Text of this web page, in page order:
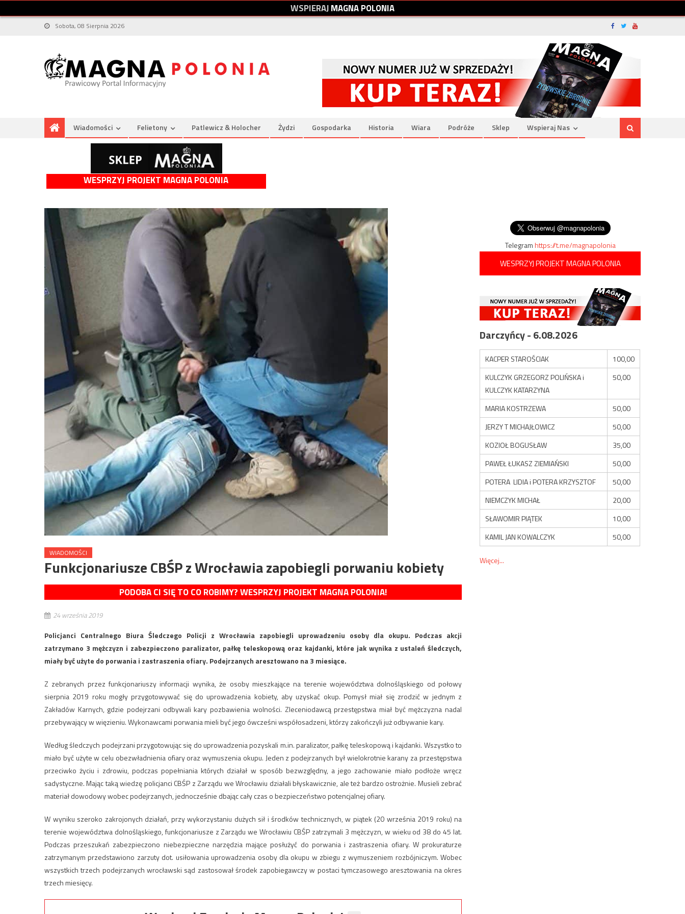
WSPIERAJMAGNAPOLONIA
Sobota, 08 Sierpnia 2026
Wiadomości Felietony Patlewicz & Holocher Żydzi Gospodarka Historia Wiara Podróże Sklep Wspieraj Nas
WESPRZYJ PROJEKT MAGNA POLONIA
WIADOMOŚCI
Funkcjonariusze CBŚP z Wrocławia zapobiegli porwaniu kobiety
PODOBA CI SIĘ TO CO ROBIMY? WESPRZYJ PROJEKT MAGNA POLONIA!
24 września 2019
Policjanci Centralnego Biura Śledczego Policji z Wrocławia zapobiegli uprowadzeniu osoby dla okupu. Podczas akcji
zatrzymano 3 mężczyzn i zabezpieczono paralizator, pałkę teleskopową oraz kajdanki, które jak wynika z ustaleń śledczych,
miały być użyte do porwania i zastraszenia ofiary. Podejrzanych aresztowano na 3 miesiące.
Z zebranych przez funkcjonariuszy informacji wynika, że osoby mieszkające na terenie województwa dolnośląskiego od połowy
sierpnia 2019 roku mogły przygotowywać się do uprowadzenia kobiety, aby uzyskać okup. Pomysł miał się zrodzić w jednym z
Zakładów Karnych, gdzie podejrzani odbywali kary pozbawienia wolności. Zleceniodawcą przestępstwa miał być mężczyzna nadal
przebywający w więzieniu. Wykonawcami porwania mieli być jego ówcześni współosadzeni, którzy zakończyli już odbywanie kary.
Według śledczych podejrzani przygotowując się do uprowadzenia pozyskali m.in. paralizator, pałkę teleskopową i kajdanki. Wszystko to
miało być użyte w celu obezwładnienia ofiary oraz wymuszenia okupu. Jeden z podejrzanych był wielokrotnie karany za przestępstwa
przeciwko życiu i zdrowiu, podczas popełniania których działał w sposób bezwzględny, a jego zachowanie miało podłoże wręcz
sadystyczne. Mając taką wiedzę policjanci CBŚP z Zarządu we Wrocławiu działali błyskawicznie, ale też bardzo ostrożnie. Musieli zebrać
materiał dowodowy wobec podejrzanych, jednocześnie dbając cały czas o bezpieczeństwo potencjalnej ofiary.
W wyniku szeroko zakrojonych działań, przy wykorzystaniu dużych sił i środków technicznych, w piątek (20 września 2019 roku) na
terenie województwa dolnośląskiego, funkcjonariusze z Zarządu we Wrocławiu CBŚP zatrzymali 3 mężczyzn, w wieku od 38 do 45 lat.
Podczas przeszukań zabezpieczono niebezpieczne narzędzia mające posłużyć do porwania i zastraszenia ofiary. W prokuraturze
zatrzymanym przedstawiono zarzuty dot. usiłowania uprowadzenia osoby dla okupu w zbiegu z wymuszeniem rozbójniczym. Wobec
wszystkich trzech podejrzanych wrocławski sąd zastosował środek zapobiegawczy w postaci tymczasowego aresztowania na okres
trzech miesięcy.
Telegramhttps://t.me/magnapolonia
WESPRZYJ PROJEKT MAGNA POLONIA
Darczyńcy - 6.08.2026
KACPER STAROŚCIAK
100,00
KULCZYK GRZEGORZ POLIŃSKA i
KULCZYK KATARZYNA
50,00
MARIA KOSTRZEWA
50,00
JERZY T MICHAJŁOWICZ
50,00
KOZIOŁ BOGUSŁAW
35,00
PAWEŁ ŁUKASZ ZIEMIAŃSKI
50,00
POTERA LIDIA i POTERA KRZYSZTOF
50,00
NIEMCZYK MICHAŁ
20,00
SŁAWOMIR PIĄTEK
10,00
KAMIL JAN KOWALCZYK
50,00
Więcej...